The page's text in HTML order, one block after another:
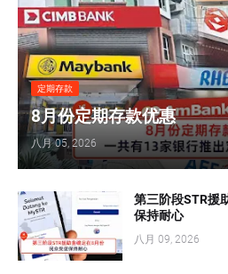
定期存款
8月份定期存款优惠
八月 05, 2026
第三阶段STR援
保持耐心
八月 09, 2026